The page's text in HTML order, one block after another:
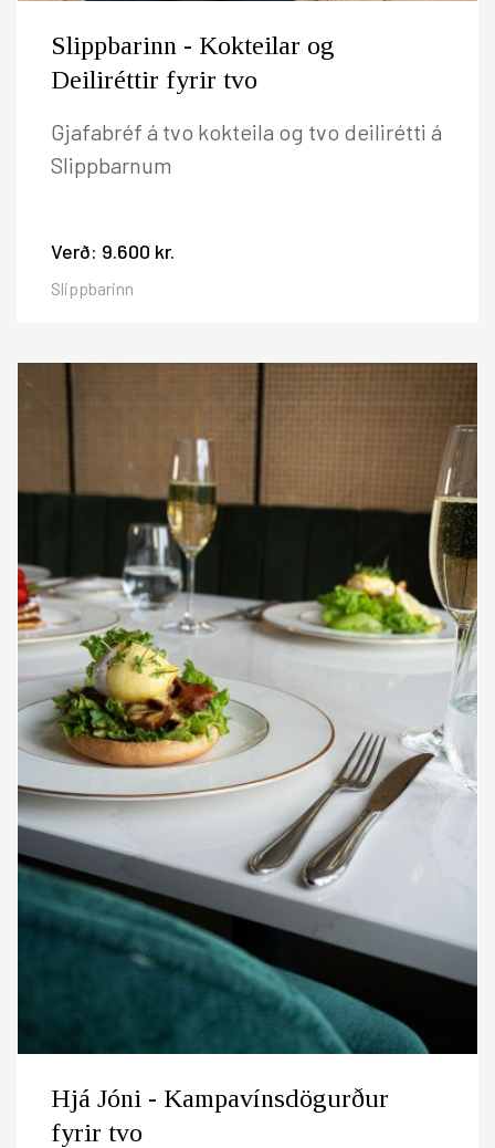
Slippbarinn - Kokteilar og
Deiliréttir fyrir tvo
Gjafabréf á tvo kokteila og tvo deilirétti á
Slippbarnum
Verð: 9.600 kr.
Slippbarinn
Hjá Jóni - Kampavínsdögurður
fyrir tvo